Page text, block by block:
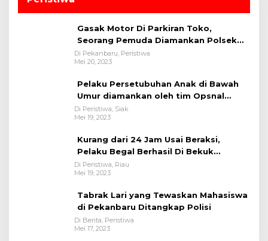
Gasak Motor Di Parkiran Toko,
Seorang Pemuda Diamankan Polsek
Bukit Raya
Di Pekanbaru, Peristiwa
Mei 20, 2023
Pelaku Persetubuhan Anak di Bawah
Umur diamankan oleh tim Opsnal
Polsek Tualang-Polres Siak-Polda Riau
Di Peristiwa, Siak
Mei 19, 2023
Kurang dari 24 Jam Usai Beraksi,
Pelaku Begal Berhasil Di Bekuk
Satreskrim Polres Kuansing
Di Peristiwa, Riau
Mei 19, 2023
Tabrak Lari yang Tewaskan Mahasiswa
di Pekanbaru Ditangkap Polisi
Di Berita, Peristiwa
Mei 17, 2023